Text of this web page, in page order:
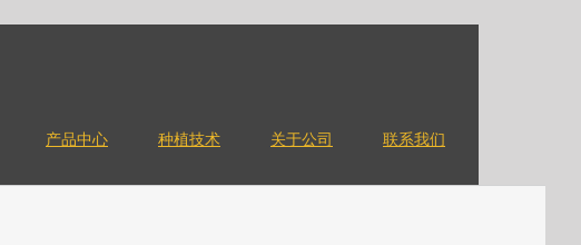
产品中心 种植技术 关于公司 联系我们